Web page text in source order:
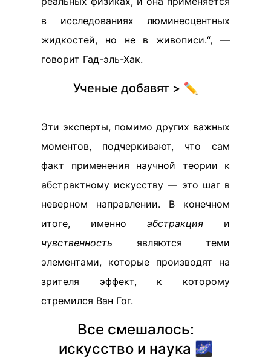
в исследованиях люминесцентных
жидкостей, но не в живописи.“, —
говорит Гад-эль-Хак.
Ученые добавят > ✏️
Эти эксперты, помимо других важных
моментов, подчеркивают, что сам
факт применения научной теории к
абстрактному искусству — это шаг в
неверном направлении. В конечном
итоге, именно абстракция и
чувственность являются теми
элементами, которые производят на
зрителя эффект, к которому
стремился Ван Гог.
Все смешалось:
искусство и наука 🌌